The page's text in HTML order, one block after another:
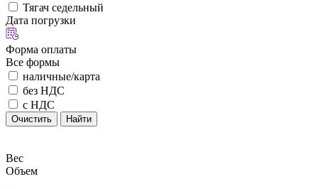
Тягач седельный
Дата погрузки
Форма оплаты
Все формы
наличные/карта
без НДС
с НДС
Очистить Найти
Вес
Объем